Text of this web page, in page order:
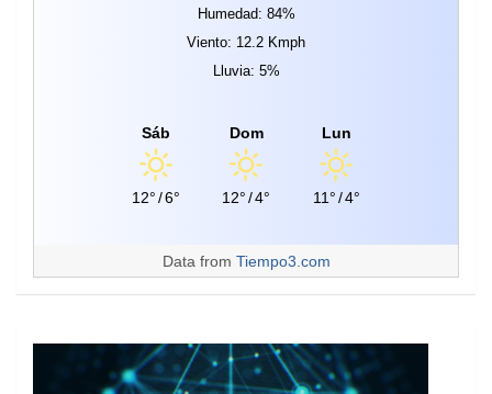
Humedad: 84%
Viento: 12.2 Kmph
Lluvia: 5%
Sáb
12°/6°
Dom
12°/4°
Lun
11°/4°
Data from Tiempo3.com